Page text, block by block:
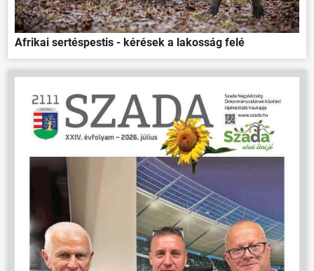
ÖNKORMÁNYZAT
ÜGYINTÉZÉS
KÖZÖSSÉG
HÍREK
Afrikai sertéspestis - kérések a lakosság felé